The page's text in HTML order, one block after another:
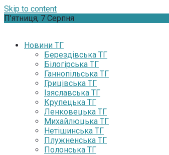
Skip to content
П’ятниця, 7 Серпня
Новини ТГ
Берездівська ТГ
Білогірська ТГ
Ганнопільська ТГ
Грицівська ТГ
Ізяславська ТГ
Крупецька ТГ
Ленковецька ТГ
Михайлюцька ТГ
Нетішинська ТГ
Плужненська ТГ
Полонська ТГ